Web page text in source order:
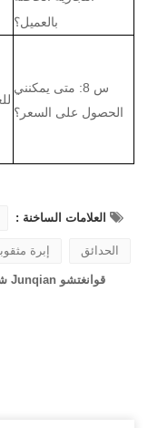
بالعميل؟
س 8: متى يمكنني
الحصول على السعر؟
العلامات الساخنة :
الحدائق إبرة